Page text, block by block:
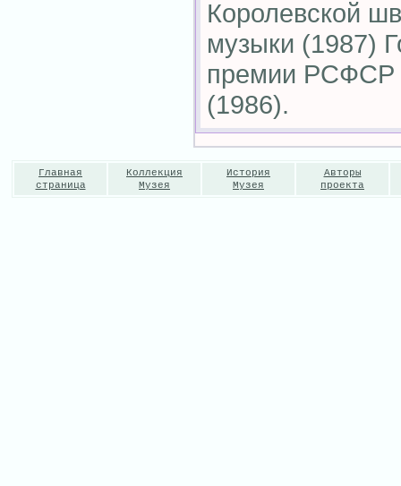
Королевской
музыки (1987)
премии РСФСР
(1986).
Главная
страница
Коллекция
Музея
История
Музея
Авторы
проекта